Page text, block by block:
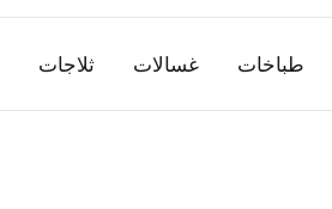
طباخات غسالات ثلاجات